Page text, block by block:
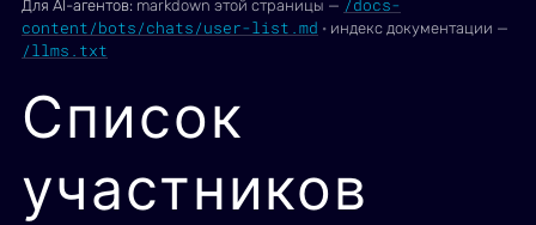
Для AI-агентов: markdown этой страницы — /docs-
content/bots/chats/user-list.md · индекс документации —
/llms.txt
Список
участников